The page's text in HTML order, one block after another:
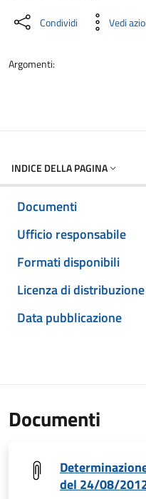
Condividi Vedi
Argomenti:
INDICE DELLA PAGINA
Documenti
Ufficio responsabile
Formati disponibili
Licenza di distribuzione
Data pubblicazione
Documenti
del 24/08/